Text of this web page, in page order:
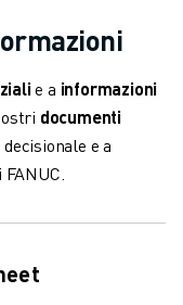
e a informazioni
documenti
e a